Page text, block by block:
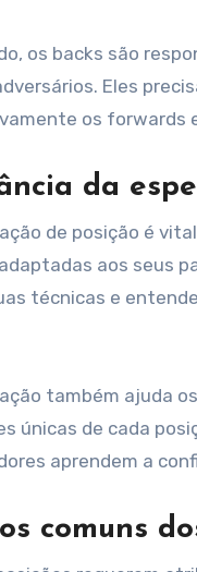
os backs são
Eles
os forwards
da
de posição é
aos seus
técnicas e
também ajuda
únicas de cada
aprendem a
comuns